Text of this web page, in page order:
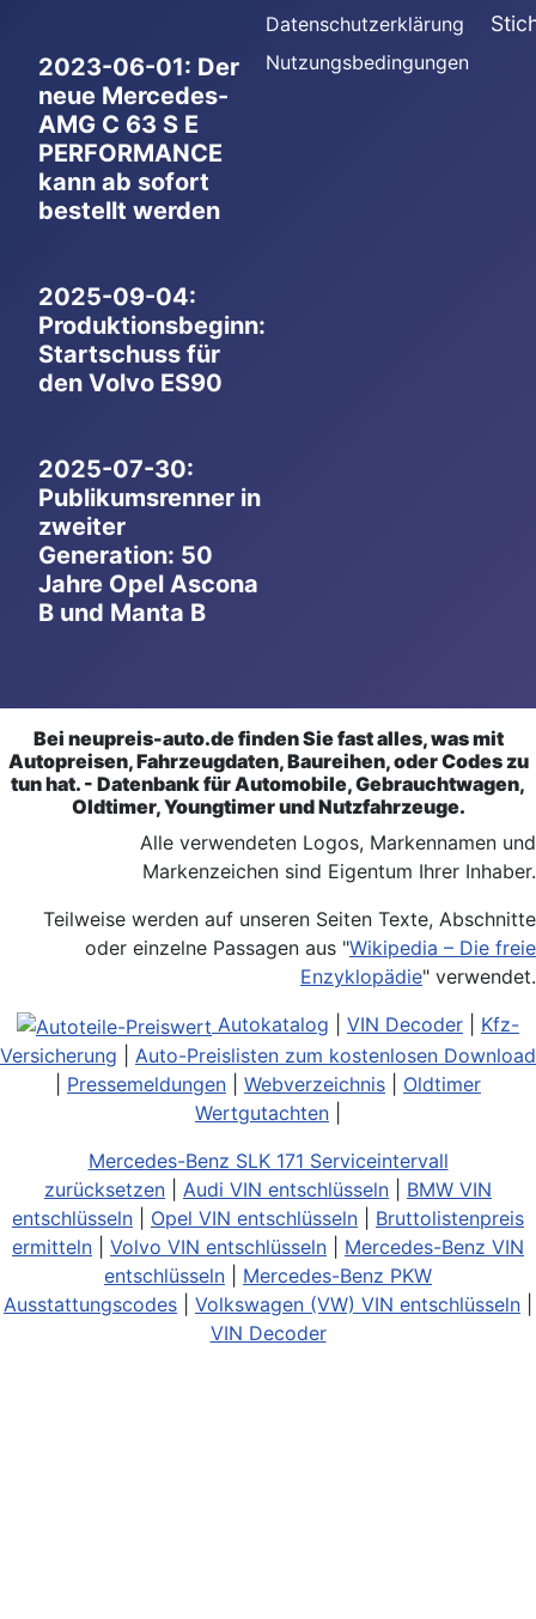
2023-06-01: Der
neue Mercedes-
AMG C 63 S E
PERFORMANCE
kann ab sofort
bestellt werden
2025-09-04:
Produktionsbeginn:
Startschuss für
den Volvo ES90
2025-07-30:
Publikumsrenner in
zweiter
Generation: 50
Jahre Opel Ascona
B und Manta B
Datenschutzerklärung
Nutzungsbedingungen
Bei neupreis-auto.de finden Sie fast alles, was mit
Autopreisen, Fahrzeugdaten, Baureihen, oder Codes zu
tun hat. - Datenbank für Automobile, Gebrauchtwagen,
Oldtimer, Youngtimer und Nutzfahrzeuge.
Alle verwendeten Logos, Markennamen und
Markenzeichen sind Eigentum Ihrer Inhaber.
Teilweise werden auf unseren Seiten Texte, Abschnitte
oder einzelne Passagen aus "Wikipedia – Die freie
Enzyklopädie" verwendet.
Autokatalog
VIN Decoder
Kfz-
Versicherung
Auto-Preislisten zum kostenlosen Download
Pressemeldungen Webverzeichnis
Oldtimer
Wertgutachten
Mercedes-Benz SLK 171 Serviceintervall
zurücksetzen
Audi VIN entschlüsseln
BMW VIN
entschlüsseln
Opel VIN entschlüsseln
Bruttolistenpreis
ermitteln
Volvo VIN entschlüsseln
Mercedes-Benz VIN
entschlüsseln
Mercedes-Benz PKW
Ausstattungscodes
Volkswagen (VW) VIN entschlüsseln
VIN Decoder